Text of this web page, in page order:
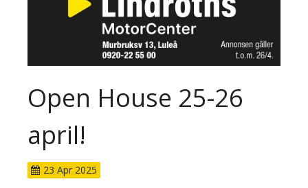
Open House 25-26
april!
23 Apr 2025